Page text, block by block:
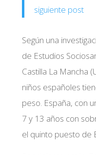
siguiente post
Según una
de Estudios
Castilla La Mancha
niños españoles
peso. España, con
7 y 13 años con
el quinto puesto de